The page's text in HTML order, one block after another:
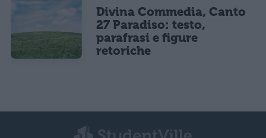
Divina Commedia, Canto
27 Paradiso: testo,
parafrasi e figure
retoriche